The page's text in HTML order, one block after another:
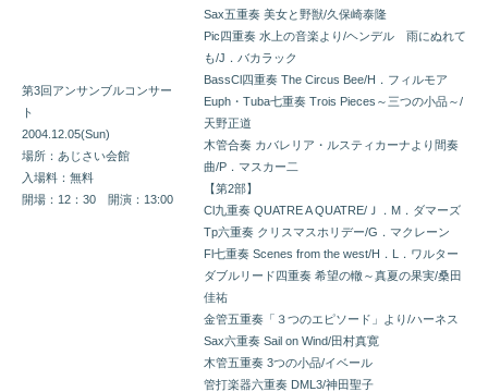
第3回アンサンブルコンサー
ト
2004.12.05(Sun)
場所：あじさい会館
入場料：無料
開場：12：30 開演：13:00
Sax五重奏 美女と野獣/久保崎泰隆
Pic四重奏 水上の音楽より/ヘンデル 雨にぬれて
も/J．バカラック
BassCl四重奏 The Circus Bee/H．フィルモア
Euph・Tuba七重奏 Trois Pieces～三つの小品～/
天野正道
木管合奏 カバレリア・ルスティカーナより間奏
曲/P．マスカー二
【第2部】
Cl九重奏 QUATRE A QUATRE/Ｊ．M．ダマーズ
Tp六重奏 クリスマスホリデー/G．マクレーン
Fl七重奏 Scenes from the west/H．L．ワルター
ダブルリード四重奏 希望の轍～真夏の果実/桑田
佳祐
金管五重奏「３つのエピソード」より/ハーネス
Sax六重奏 Sail on Wind/田村真寛
木管五重奏 3つの小品/イベール
管打楽器六重奏 DML3/神田聖子